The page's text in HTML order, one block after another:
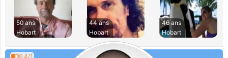
50 ans
Hobart
44 ans
Hobart
46 ans
Hobart
0.4/1